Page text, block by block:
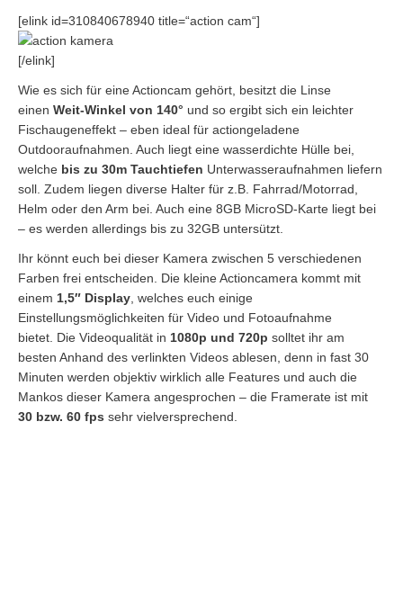
[elink id=310840678940 title=“action cam“]
[/elink]
Wie es sich für eine Actioncam gehört, besitzt die Linse
einen Weit-Winkel von 140° und so ergibt sich ein leichter
Fischaugeneffekt – eben ideal für actiongeladene
Outdooraufnahmen. Auch liegt eine wasserdichte Hülle bei,
welche bis zu 30m Tauchtiefen Unterwasseraufnahmen liefern
soll. Zudem liegen diverse Halter für z.B. Fahrrad/Motorrad,
Helm oder den Arm bei. Auch eine 8GB MicroSD-Karte liegt bei
– es werden allerdings bis zu 32GB untersützt.
Ihr könnt euch bei dieser Kamera zwischen 5 verschiedenen
Farben frei entscheiden. Die kleine Actioncamera kommt mit
einem 1,5″ Display , welches euch einige
Einstellungsmöglichkeiten für Video und Fotoaufnahme
bietet. Die Videoqualität in 1080p und 720p solltet ihr am
besten Anhand des verlinkten Videos ablesen, denn in fast 30
Minuten werden objektiv wirklich alle Features und auch die
Mankos dieser Kamera angesprochen – die Framerate ist mit
30 bzw. 60 fps sehr vielversprechend.